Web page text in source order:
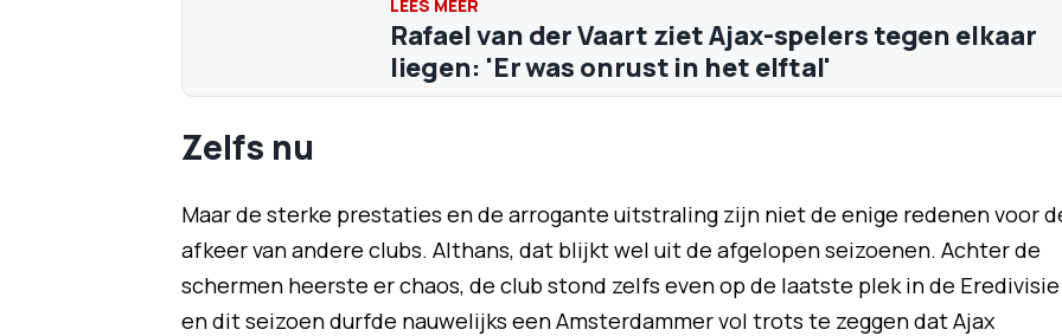
Rafael van der Vaart ziet Ajax-spelers tegen elkaar
liegen: 'Er was onrust in het elftal'
Zelfs nu
Maar de sterke prestaties en de arrogante uitstraling zijn niet de enige redenen voor
afkeer van andere clubs. Althans, dat blijkt wel uit de afgelopen seizoenen. Achter de
schermen heerste er chaos, de club stond zelfs even op de laatste plek in de Eredivisie
en dit seizoen durfde nauwelijks een Amsterdammer vol trots te zeggen dat Ajax